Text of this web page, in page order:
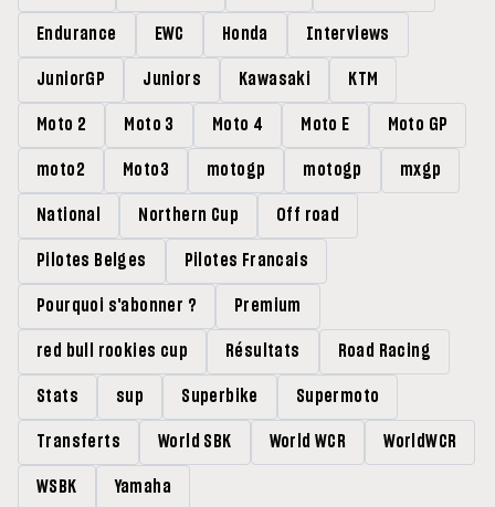
Endurance EWC Honda Interviews
JuniorGP Juniors Kawasaki KTM
Moto 2 Moto 3 Moto 4 Moto E Moto GP
moto2 Moto3 motogp motogp mxgp
National Northern Cup Off road
Pilotes Belges Pilotes Francais
Pourquoi s'abonner ? Premium
red bull rookies cup Résultats Road Racing
Stats sup Superbike Supermoto
Transferts World SBK World WCR WorldWCR
WSBK Yamaha